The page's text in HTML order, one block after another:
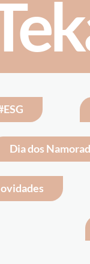
Dia dos